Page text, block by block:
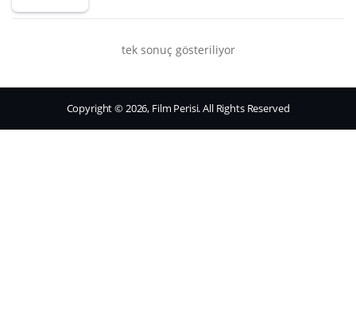
tek sonuç gösteriliyor
Copyright © 2026, Film Perisi. All Rights Reserved